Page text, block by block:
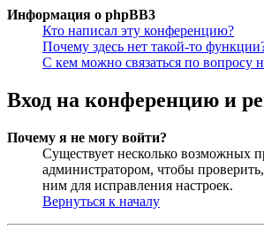
Информация о phpBB3
Кто написал эту конференцию?
Почему здесь нет такой-то
С кем можно связаться по вопросу
Вход на конференцию и
Почему я не могу войти?
Существует несколько возможных
администратором, чтобы
ним для исправления настроек.
Вернуться к началу